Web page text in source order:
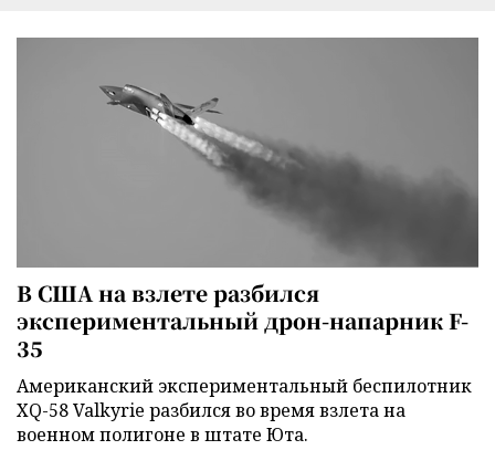
В США на взлете разбился
экспериментальный дрон-напарник F-
35
Американский экспериментальный беспилотник
XQ-58 Valkyrie разбился во время взлета на
военном полигоне в штате Юта.